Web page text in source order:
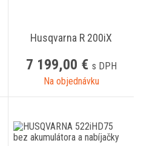
Husqvarna R 200iX
7 199,00 € s DPH
Na objednávku